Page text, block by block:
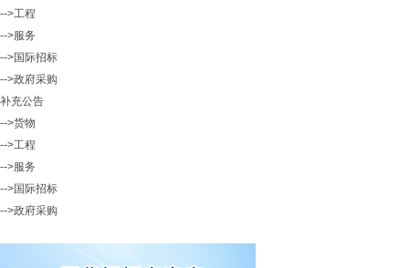
-->工程
-->服务
-->国际招标
-->政府采购
补充公告
-->货物
-->工程
-->服务
-->国际招标
-->政府采购